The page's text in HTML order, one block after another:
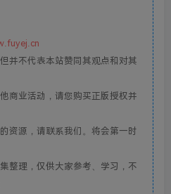
并不代表本站赞同其观点和对其
商业活动，请您购买正版授权并
资源，请联系我们。将会第一时
整理，仅供大家参考、学习，不